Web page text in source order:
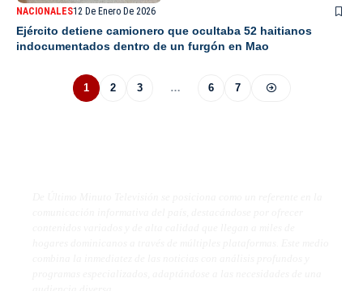
NACIONALES12 De Enero De 2026
Ejército detiene camionero que ocultaba 52 haitianos
indocumentados dentro de un furgón en Mao
1 2 3 … 6 7